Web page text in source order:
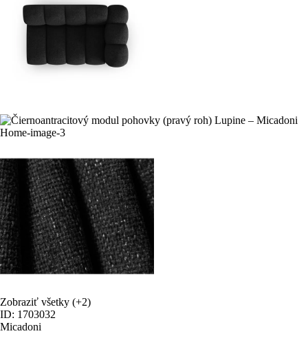
Zobraziť všetky (+2)
ID: 1703032
Micadoni